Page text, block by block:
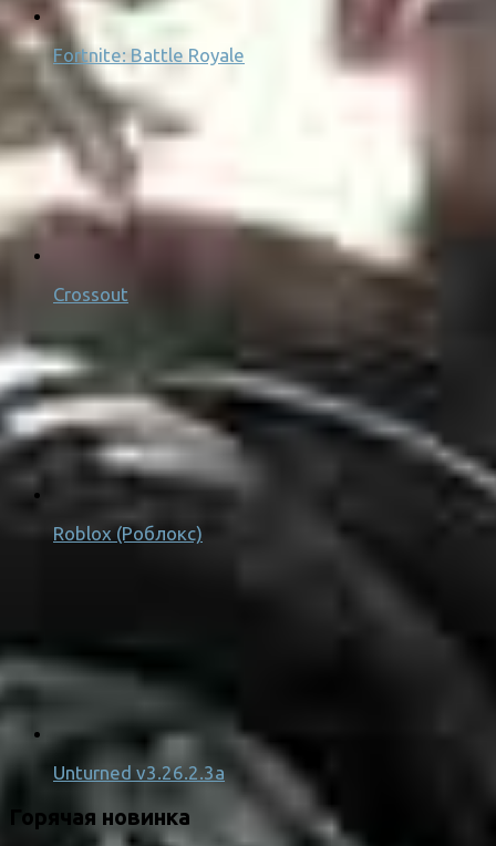
Fortnite: Battle Royale
Crossout
Roblox (Роблокс)
Unturned v3.26.2.3a
Горячая новинка